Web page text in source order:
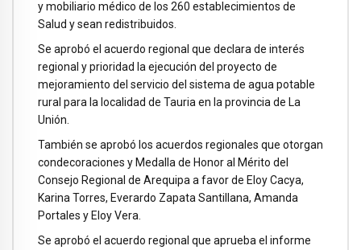
y mobiliario médico de los 260 establecimientos de
Salud y sean redistribuidos.
Se aprobó el acuerdo regional que declara de interés
regional y prioridad la ejecución del proyecto de
mejoramiento del servicio del sistema de agua potable
rural para la localidad de Tauria en la provincia de La
Unión.
También se aprobó los acuerdos regionales que otorgan
condecoraciones y Medalla de Honor al Mérito del
Consejo Regional de Arequipa a favor de Eloy Cacya,
Karina Torres, Everardo Zapata Santillana, Amanda
Portales y Eloy Vera.
Se aprobó el acuerdo regional que aprueba el informe